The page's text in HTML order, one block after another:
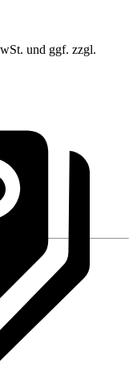
und ggf. zzgl.